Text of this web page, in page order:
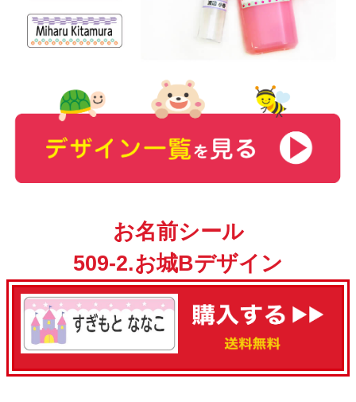
お名前シール
509-2.お城Bデザイン